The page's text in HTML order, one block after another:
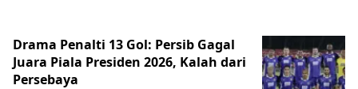
Drama Penalti 13 Gol: Persib Gagal
Juara Piala Presiden 2026, Kalah dari
Persebaya